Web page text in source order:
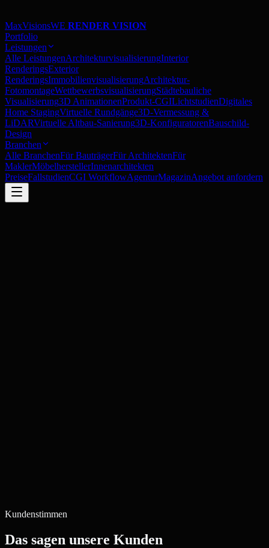
MaxVisionsWE RENDER VISION
Portfolio
Leistungen
Alle LeistungenArchitekturvisualisierungInterior
RenderingsExterior
RenderingsImmobilienvisualisierungArchitektur-
FotomontageWettbewerbsvisualisierungStädtebauliche
Visualisierung3D AnimationenProdukt-CGILichtstudienDigitales
Home StagingVirtuelle Rundgänge3D-Vermessung &
LiDARVirtuelle Altbau-Sanierung3D-KonfiguratorenBauschild-
Design
Branchen
Alle BranchenFür BauträgerFür ArchitektenFür
MaklerMöbelherstellerInnenarchitekten
PreiseFallstudienCGI WorkflowAgenturMagazinAngebot anfordern
Kundenstimmen
Das sagen unsere Kunden